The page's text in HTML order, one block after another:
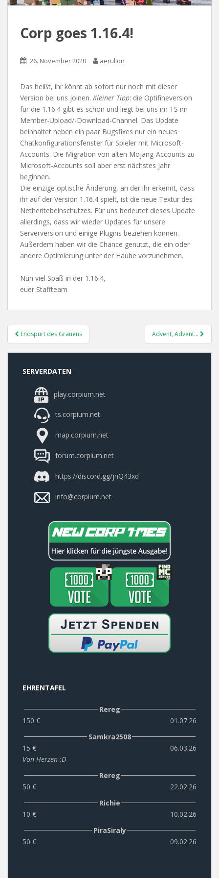
Corp goes 1.16.4!
26. November 2020 aerulion
Das heißt, ihr könnt ab sofort nur noch mit dieser
Version bei uns joinen. Kleiner Tipp: die Optifineversion
für die 1.16.4 gibt es schon und liegt bei uns im TS im
Member-Upload/-Download-Channel. Das Update
beinhaltet neben ein paar Bugsfixes nur ein neues
Chatkonfigurationsfenster für Spieler mit Microsoft-
Accounts. Die Migration von alten Mojang-Accounts zu
Microsoft-Accounts soll aber erst nächstes Jahr
beginnen.
Die einzige optische Änderung, an der ihr erkennt, dass
ihr auf der Version 1.16.4 spielt, ist die neue Textur des
Netheritebeinschutzes. Für uns bedeutet dieses Update
allerdings, dass wir wieder Updates für unsere
Serverversion und einige Plugins beziehen können.
Außerdem haben wir die Chance genutzt, die ein oder
andere Optimierung unter der Haube vorzunehmen.
Nun viel Spaß in der 1.16.4,
euer Staffteam
Post
Navigation
Endspurt des Grauens Advent, Advent…
SERVERDATEN
play.corpium.net
ts.corpium.net
map.corpium.net
forum.corpium.net
https://discord.gg/jnQ43xd
info@corpium.net
EHRENTAFEL
Rereg
150 €
01.07.26
Samkra2508
15 €
06.03.26
Von Herzen :D
Rereg
50 €
22.02.26
Richie
10 €
10.02.26
PiraSiraly
50 €
09.02.26